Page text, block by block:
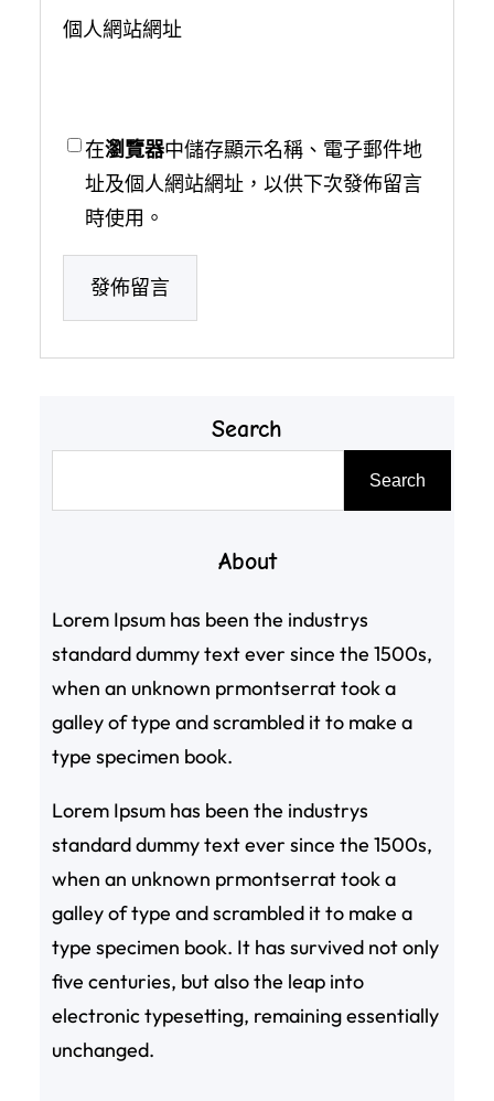
個人網站網址
在瀏覽器中儲存顯示名稱、電子郵件地
址及個人網站網址，以供下次發佈留言
時使用。
Search
Search
About
Lorem Ipsum has been the industrys
standard dummy text ever since the 1500s,
when an unknown prmontserrat took a
galley of type and scrambled it to make a
type specimen book.
Lorem Ipsum has been the industrys
standard dummy text ever since the 1500s,
when an unknown prmontserrat took a
galley of type and scrambled it to make a
type specimen book. It has survived not only
five centuries, but also the leap into
electronic typesetting, remaining essentially
unchanged.